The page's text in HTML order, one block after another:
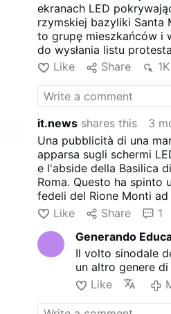
ekranach LED
rzymskiej bazyliki Santa
to grupę mieszkańców i
do wysłania listu
Rolandasa Makrickasa,
jako "komercjalizację"
zostały zainstalowane
konserwatorskich, które
2024 roku. Urzędnicy
wówczas, że przychody
koszty renowacji przed
Like Share 1K
it.news shares this
3
Una pubblicità di una
apparsa sugli schermi
e l'abside della Basilica
Roma. Questo ha spinto
fedeli del Rione Monti
protesta all'Arciprete
criticando quella che
'commercializzazione'
schermi sono stati
restauro iniziati alla fine
funzionari del Vaticano
pubblicitari aiutavano a
ristrutturazione in vista
Like Share 1
Generando
Il volto sinodale
un altro genere di
Like